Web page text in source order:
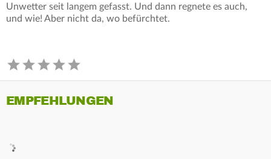
Unwetter seit langem gefasst. Und dann regnete es auch,
und wie! Aber nicht da, wo befürchtet.
EMPFEHLUNGEN